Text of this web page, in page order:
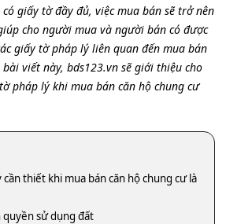
giấy tờ đầy đủ, việc mua bán sẽ trở nên
cho người mua và người bán có được
giấy tờ pháp lý liên quan đến mua bán
viết này, bds123.vn sẽ giới thiệu cho
pháp lý khi mua bán căn hộ chung cư
thiết khi mua bán căn hộ chung cư là
quyền sử dụng đất